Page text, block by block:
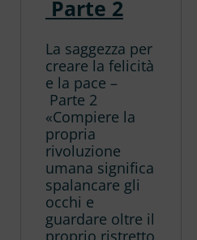
Parte 2
La saggezza per
creare la felicità
e la pace –
Parte 2
«Compiere la
propria
rivoluzione
umana significa
spalancare gli
occhi e
guardare oltre il
proprio ristretto